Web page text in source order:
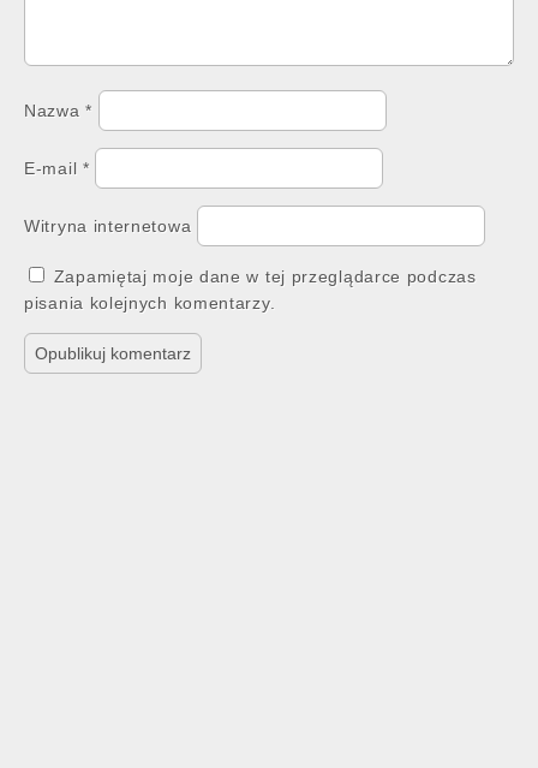
Nazwa*
E-mail *
Witryna internetowa
Zapamiętaj moje dane w tej przeglądarce podczas
pisania kolejnych komentarzy.